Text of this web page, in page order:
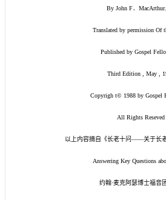
By John F．MacArthur
Translated by permission Of
Published by Gospel
Third Edition , May ,
Copyrigh t© 1988 by Gospel
All Rights Reseved
以上内容摘自《长老十问——关于长
Answering Key Questions
约翰·麦克阿瑟博士福音